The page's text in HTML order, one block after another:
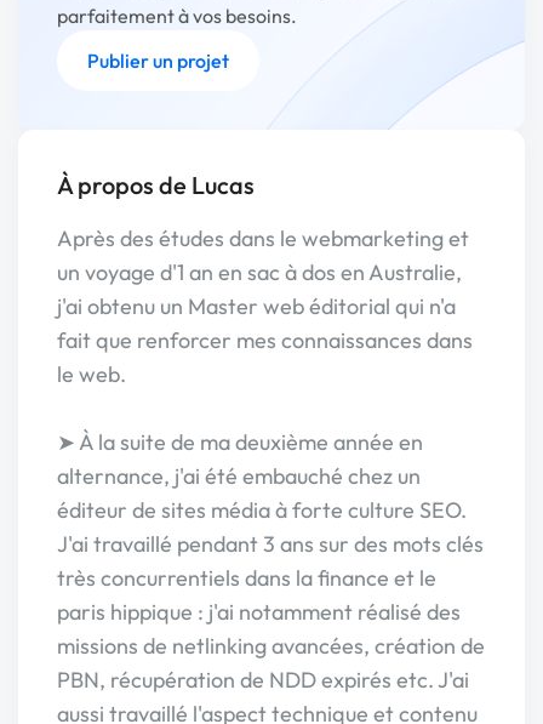
parfaitement à vos besoins.
Publier un projet
À propos de Lucas
Après des études dans le webmarketing et
un voyage d'1 an en sac à dos en Australie,
j'ai obtenu un Master web éditorial qui n'a
fait que renforcer mes connaissances dans
le web.
➤ À la suite de ma deuxième année en
alternance, j'ai été embauché chez un
éditeur de sites média à forte culture SEO.
J'ai travaillé pendant 3 ans sur des mots clés
très concurrentiels dans la finance et le
paris hippique : j'ai notamment réalisé des
missions de netlinking avancées, création de
PBN, récupération de NDD expirés etc. J'ai
aussi travaillé l'aspect technique et contenu